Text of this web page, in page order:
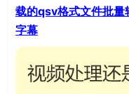
载的qsv格式文件批
字幕